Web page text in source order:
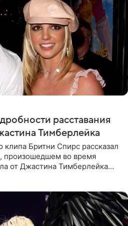
расставания
Тимберлейка
Бритни Спирс рассказал
произошедшем во время
от Джастина Тимберлейка